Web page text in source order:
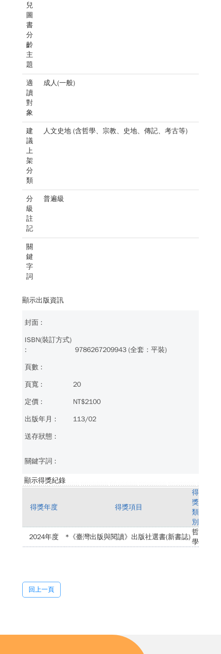
兒
圖
書
分
齡
主
題
適
讀
對
象
成人(一般)
建
議
上
架
分
類
人文史地 (含哲學、宗教、史地、傳記、考古等)
分
級
註
記
普遍級
關
鍵
字
詞
顯示出版資訊
9786267209943 (全套：平裝)
20
NT$2100
113/02
顯示得獎紀錄
得獎年度 得獎項目
得
獎
類
別
2024年度
*《臺灣出版與閱讀》出版社選書(新書誌)
哲
學
回上一頁